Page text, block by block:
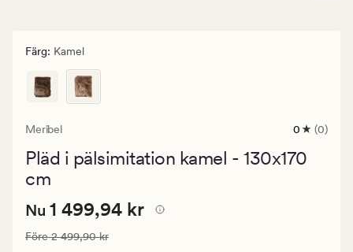
Färg: Kamel
Meribel
0
med
0 (0)
Pläd i pälsimitation kamel - 130x170
cm
Nuvarande
1
Nuvarande pris 1 499,94 kr
Nu 1 499,94 kr
Ordinarie pris 2 499,90 kr
Före2 499,90 kr